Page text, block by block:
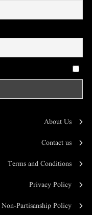
About Us
Contact us
Terms and Conditions
Privacy Policy
Non-Partisanship Policy